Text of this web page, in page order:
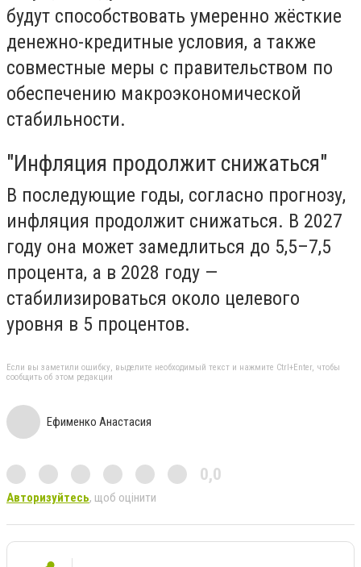
будут способствовать умеренно жёсткие
денежно-кредитные условия, а также
совместные меры с правительством по
обеспечению макроэкономической
стабильности.
"Инфляция продолжит снижаться"
В последующие годы, согласно прогнозу,
инфляция продолжит снижаться. В 2027
году она может замедлиться до 5,5–7,5
процента, а в 2028 году —
стабилизироваться около целевого
уровня в 5 процентов.
Если вы заметили ошибку, выделите необходимый текст и нажмите Ctrl+Enter, чтобы
сообщить об этом редакции
Ефименко Анастасия
0,0
Авторизуйтесь, щоб оцінити